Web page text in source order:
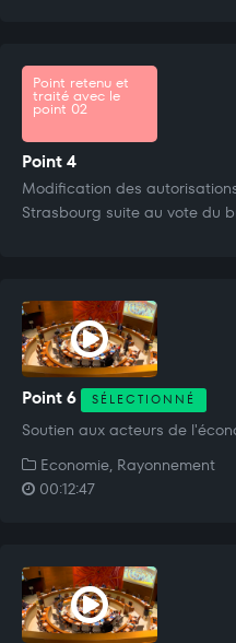
Point retenu et
traité avec le
point 02
Point 4
Modification des
Strasbourg suite au vote du
Point 6 SÉLECTIONNÉ
Soutien aux acteurs de
Economie, Rayonnement
00:12:47